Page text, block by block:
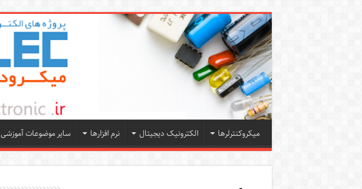
میکروکنترلرها الکترونیک دیجیتال نرم افزارها سایر موضوعات آموزشی